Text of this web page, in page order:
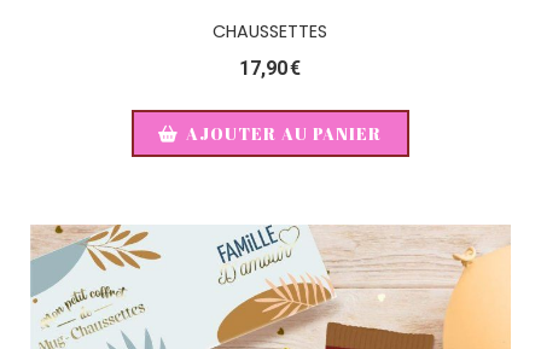
CHAUSSETTES
17,90€
AJOUTER AU PANIER